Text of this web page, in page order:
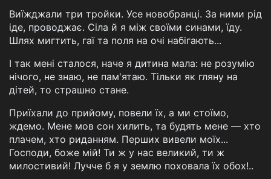
Виїжджали три тройки. Усе новобранці. За ними рід
іде, проводжає. Сіла й я між своїми синами, їду.
Шлях мигтить, гаї та поля на очі набігають...
І так мені сталося, наче я дитина мала: не розумію
нічого, не знаю, не пам'ятаю. Тільки як гляну на
дітей, то страшно стане.
Приїхали до прийому, повели їх, а ми стоїмо,
ждемо. Мене мов сон хилить, та будять мене — хто
плачем, хто риданням. Перших вивели моїх...
Господи, боже мій! Ти ж у нас великий, ти ж
милостивий! Лучче б я у землю поховала їх обох!..